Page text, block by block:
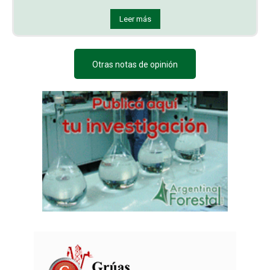
Leer más
Otras notas de opinión